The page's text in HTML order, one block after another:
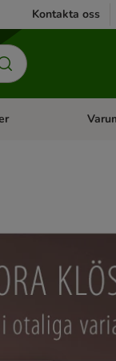
Kontakta oss
Häst Open